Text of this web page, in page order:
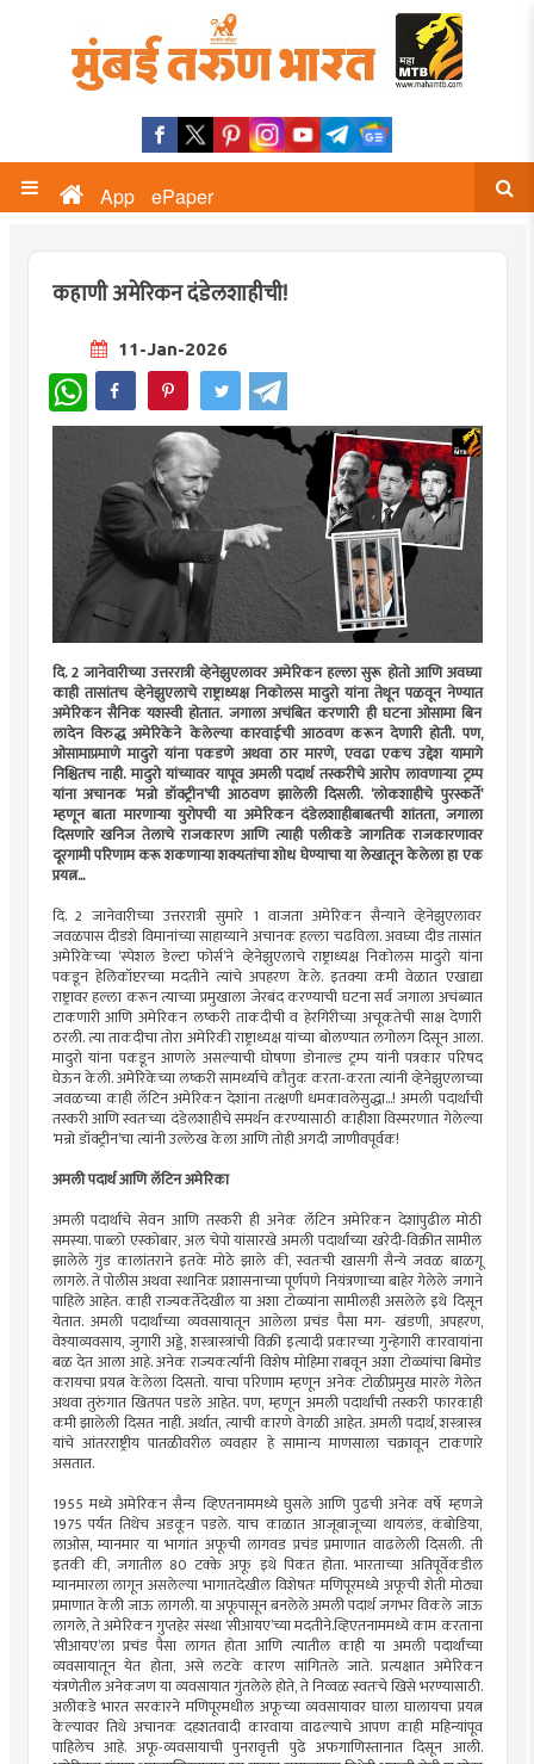
App ePaper
कहाणी अमेरिकन दंडेलशाहीची!
11-Jan-2026
WhatsApp
दि. 2 जानेवारीच्या उत्तररात्री व्हेनेझुएलावर अमेरिकन हल्ला सुरू होतो आणि अवघ्या
काही तासांतच व्हेनेझुएलाचे राष्ट्राध्यक्ष निकोलस मादुरो यांना तेथून पळवून नेण्यात
अमेरिकन सैनिक यशस्वी होतात. जगाला अचंबित करणारी ही घटना ओसामा बिन
लादेन विरुद्ध अमेरिकेने केलेल्या कारवाईची आठवण करून देणारी होती. पण,
ओसामाप्रमाणे मादुरो यांना पकडणे अथवा ठार मारणे, एवढा एकच उद्देश यामागे
निश्चितच नाही. मादुरो यांच्यावर यापूव अमली पदार्थ तस्करीचे आरोप लावणाऱ्या ट्रम्प
यांना अचानक ‌‘मन्रो डॉक्ट्रीन‌’ची आठवण झालेली दिसली. ‌‘लोकशाहीचे पुरस्कर्ते‌’
म्हणून बाता मारणाऱ्या युरोपची या अमेरिकन दंडेलशाहीबाबतची शांतता, जगाला
दिसणारे खनिज तेलाचे राजकारण आणि त्याही पलीकडे जागतिक राजकारणावर
दूरगामी परिणाम करू शकणाऱ्या शक्यतांचा शोध घेण्याचा या लेखातून केलेला हा एक
प्रयत्न...
दि. 2 जानेवारीच्या उत्तररात्री सुमारे 1 वाजता अमेरिकन सैन्याने व्हेनेझुएलावर
जवळपास दीडशे विमानांच्या साहाय्याने अचानक हल्ला चढविला. अवघ्या दीड तासांत
अमेरिकेच्या ‌‘स्पेशल डेल्टा फोर्स‌’ने व्हेनेझुएलाचे राष्ट्राध्यक्ष निकोलस मादुरो यांना
पकडून हेलिकॉप्टरच्या मदतीने त्यांचे अपहरण केले. इतक्या कमी वेळात एखाद्या
राष्ट्रावर हल्ला करून त्याच्या प्रमुखाला जेरबंद करण्याची घटना सर्व जगाला अचंब्यात
टाकणारी आणि अमेरिकन लष्करी ताकदीची व हेरगिरीच्या अचूकतेची साक्ष देणारी
ठरली. त्या ताकदीचा तोरा अमेरिकी राष्ट्राध्यक्ष यांच्या बोलण्यात लगोलग दिसून आला.
मादुरो यांना पकडून आणले असल्याची घोषणा डोनाल्ड ट्रम्प यांनी पत्रकार परिषद
घेऊन केली. अमेरिकेच्या लष्करी सामर्थ्याचे कौतुक करता-करता त्यांनी व्हेनेझुएलाच्या
जवळच्या काही लॅटिन अमेरिकन देशांना तत्क्षणी धमकावलेसुद्धा...! अमली पदार्थांची
तस्करी आणि स्वतःच्या दंडेलशाहीचे समर्थन करण्यासाठी काहीशा विस्मरणात गेलेल्या
‌‘मन्रो डॉक्ट्रीन‌’चा त्यांनी उल्लेख केला आणि तोही अगदी जाणीवपूर्वक!
अमली पदार्थ आणि लॅटिन अमेरिका
अमली पदार्थांचे सेवन आणि तस्करी ही अनेक लॅटिन अमेरिकन देशांपुढील मोठी
समस्या. पाब्लो एस्कोबार, अल चेपो यांसारखे अमली पदार्थांच्या खरेदी-विक्रीत सामील
झालेले गुंड कालांतराने इतके मोठे झाले की, स्वतःची खासगी सैन्ये जवळ बाळगू
लागले. ते पोलीस अथवा स्थानिक प्रशासनाच्या पूर्णपणे नियंत्रणाच्या बाहेर गेलेले जगाने
पाहिले आहेत. काही राज्यकर्तेदेखील या अशा टोळ्यांना सामीलही असलेले इथे दिसून
येतात. अमली पदार्थांच्या व्यवसायातून आलेला प्रचंड पैसा मग- खंडणी, अपहरण,
वेश्याव्यवसाय, जुगारी अड्डे, शस्त्रास्त्रांची विक्री इत्यादी प्रकारच्या गुन्हेगारी कारवायांना
बळ देत आला आहे. अनेक राज्यकर्त्यांनी विशेष मोहिमा राबवून अशा टोळ्यांचा बिमोड
करायचा प्रयत्न केलेला दिसतो. याचा परिणाम म्हणून अनेक टोळीप्रमुख मारले गेलेत
अथवा तुरुंगात खितपत पडले आहेत. पण, म्हणून अमली पदार्थांची तस्करी फारकाही
कमी झालेली दिसत नाही. अर्थात, त्याची कारणे वेगळी आहेत. अमली पदार्थ, शस्त्रास्त्र
यांचे आंतरराष्ट्रीय पातळीवरील व्यवहार हे सामान्य माणसाला चक्रावून टाकणारे
असतात.
1955 मध्ये अमेरिकन सैन्य व्हिएतनाममध्ये घुसले आणि पुढची अनेक वर्षे म्हणजे
1975 पर्यंत तिथेच अडकून पडले. याच काळात आजूबाजूच्या थायलंड, कंबोडिया,
लाओस, म्यानमार या भागांत अफूची लागवड प्रचंड प्रमाणात वाढलेली दिसली. ती
इतकी की, जगातील 80 टक्के अफू इथे पिकत होता. भारताच्या अतिपूर्वेकडील
म्यानमारला लागून असलेल्या भागातदेखील विशेषतः मणिपूरमध्ये अफूची शेती मोठ्या
प्रमाणात केली जाऊ लागली. या अफूपासून बनलेले अमली पदार्थ जगभर विकले जाऊ
लागले, ते अमेरिकन गुप्तहेर संस्था ‌‘सीआयए‌’च्या मदतीने.व्हिएतनाममध्ये काम करताना
‌‘सीआयए‌’ला प्रचंड पैसा लागत होता आणि त्यातील काही या अमली पदार्थांच्या
व्यवसायातून येत होता, असे लटके कारण सांगितले जाते. प्रत्यक्षात अमेरिकन
यंत्रणेतील अनेकजण या व्यवसायात गुंतलेले होते, ते निव्वळ स्वतःचे खिसे भरण्यासाठी.
अलीकडे भारत सरकारने मणिपूरमधील अफूच्या व्यवसायावर घाला घालायचा प्रयत्न
केल्यावर तिथे अचानक दहशतवादी कारवाया वाढल्याचे आपण काही महिन्यांपूव
पाहिलेच आहे. अफू-व्यवसायाची पुनरावृत्ती पुढे अफगाणिस्तानात दिसून आली.